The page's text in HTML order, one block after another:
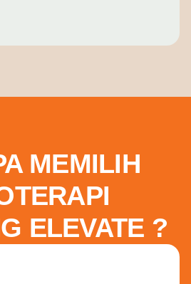
MEMILIH
ELEVATE ?